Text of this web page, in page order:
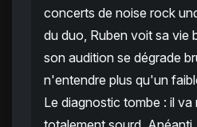
concerts de noise rock
du duo, Ruben voit sa vie
son audition se dégrade
n'entendre plus qu'un
Le diagnostic tombe : il